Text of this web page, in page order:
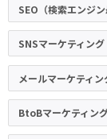
SEO（検索エンジン
SNSマーケティング
メールマーケティン
BtoBマーケティン